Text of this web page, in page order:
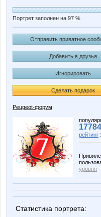
Портрет заполнен на 97 %
Отправить приватное
Добавить в друзья
Игнорировать
Сделать подарок
Peugeot-форум
рейтинг
уровня
Статистика портрета: